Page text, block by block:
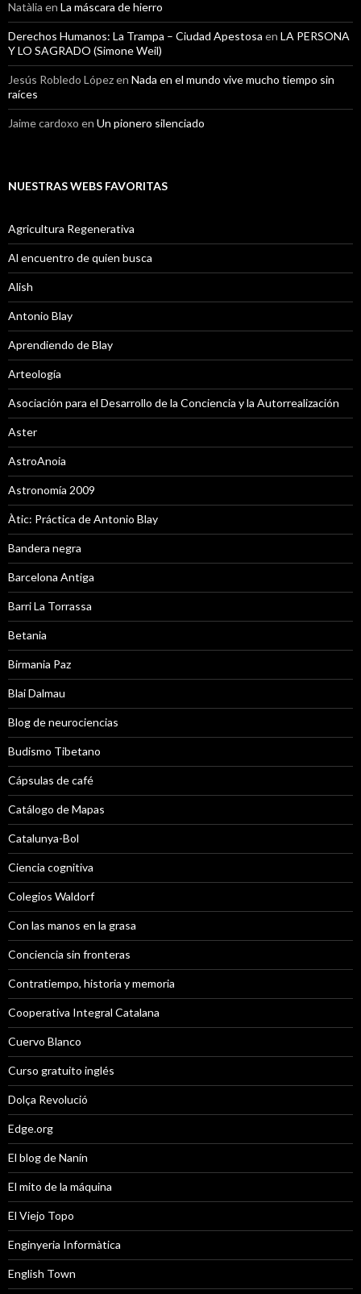
Natàlia en La máscara de hierro
Derechos Humanos: La Trampa – Ciudad Apestosa en LA PERSONA
Y LO SAGRADO (Simone Weil)
Jesús Robledo Lópezen Nada en el mundo vive mucho tiempo sin
raíces
Jaime cardoxo en Un pionero silenciado
NUESTRAS WEBS FAVORITAS
Agricultura Regenerativa
Al encuentro de quien busca
Alish
Antonio Blay
Aprendiendo de Blay
Arteología
Asociación para el Desarrollo de la Conciencia y la Autorrealización
Aster
AstroAnoia
Astronomía 2009
Àtic: Práctica de Antonio Blay
Bandera negra
Barcelona Antiga
Barri La Torrassa
Betania
Birmania Paz
Blai Dalmau
Blog de neurociencias
Budismo Tibetano
Cápsulas de café
Catálogo de Mapas
Catalunya-Bol
Ciencia cognitiva
Colegios Waldorf
Con las manos en la grasa
Conciencia sin fronteras
Contratiempo, historia y memoria
Cooperativa Integral Catalana
Cuervo Blanco
Curso gratuito inglés
Dolça Revolució
Edge.org
El blog de Nanín
El mito de la máquina
El Viejo Topo
Enginyeria Informàtica
English Town